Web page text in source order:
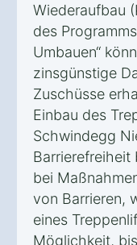
Wiederaufbau
des
Umbauen“
zinsgünstige
Zuschüsse
Einbau des
Schwindegg
Barrierefreiheit
bei
von Barrieren,
eines
Möglichkeit,